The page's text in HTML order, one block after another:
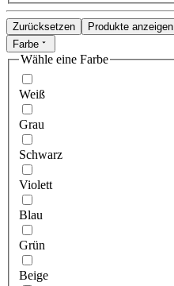
Zurücksetzen
Produkte anzeigen
Farbe
Wähle eine Farbe
Weiß
Grau
Schwarz
Violett
Blau
Grün
Beige